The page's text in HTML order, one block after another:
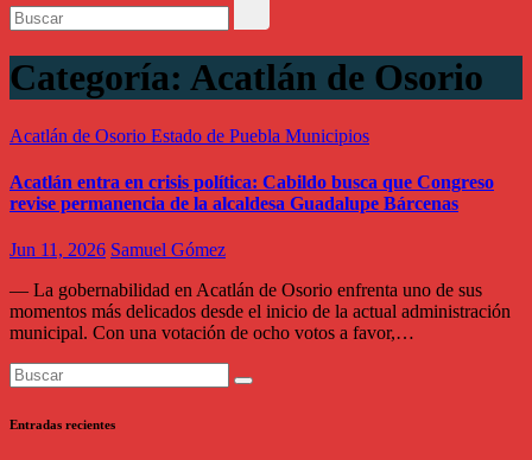
Categoría: Acatlán de Osorio
Acatlán de Osorio Estado de Puebla Municipios
Acatlán entra en crisis política: Cabildo busca que Congreso
revise permanencia de la alcaldesa Guadalupe Bárcenas
Jun 11, 2026 Samuel Gómez
— La gobernabilidad en Acatlán de Osorio enfrenta uno de sus
momentos más delicados desde el inicio de la actual administración
municipal. Con una votación de ocho votos a favor,…
Entradas recientes